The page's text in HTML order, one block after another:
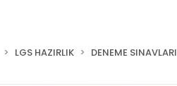
LGS HAZIRLIK DENEME SINAVLARI